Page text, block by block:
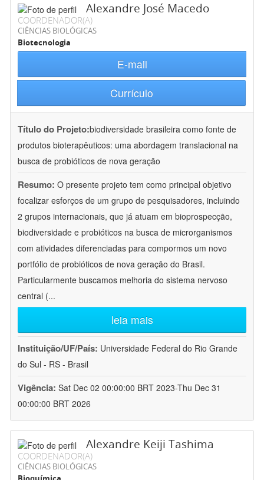
Alexandre José Macedo
COORDENADOR(A)
CIÊNCIAS BIOLÓGICAS
Biotecnologia
E-mail
Currículo
Título do Projeto:biodiversidade brasileira como fonte de
produtos bioterapêuticos: uma abordagem translacional na
busca de probióticos de nova geração
Resumo: O presente projeto tem como principal objetivo
focalizar esforços de um grupo de pesquisadores, incluindo
2 grupos internacionais, que já atuam em bioprospecção,
biodiversidade e probióticos na busca de microrganismos
com atividades diferenciadas para compormos um novo
portfólio de probióticos de nova geração do Brasil.
Particularmente buscamos melhoria do sistema nervoso
central (...
leia mais
Instituição/UF/País: Universidade Federal do Rio Grande
do Sul - RS - Brasil
Vigência: Sat Dec 02 00:00:00 BRT 2023-Thu Dec 31
00:00:00 BRT 2026
Alexandre Keiji Tashima
COORDENADOR(A)
CIÊNCIAS BIOLÓGICAS